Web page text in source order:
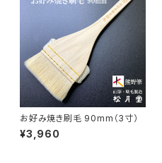
お好み焼き刷毛 90mm（3寸）
¥3,960